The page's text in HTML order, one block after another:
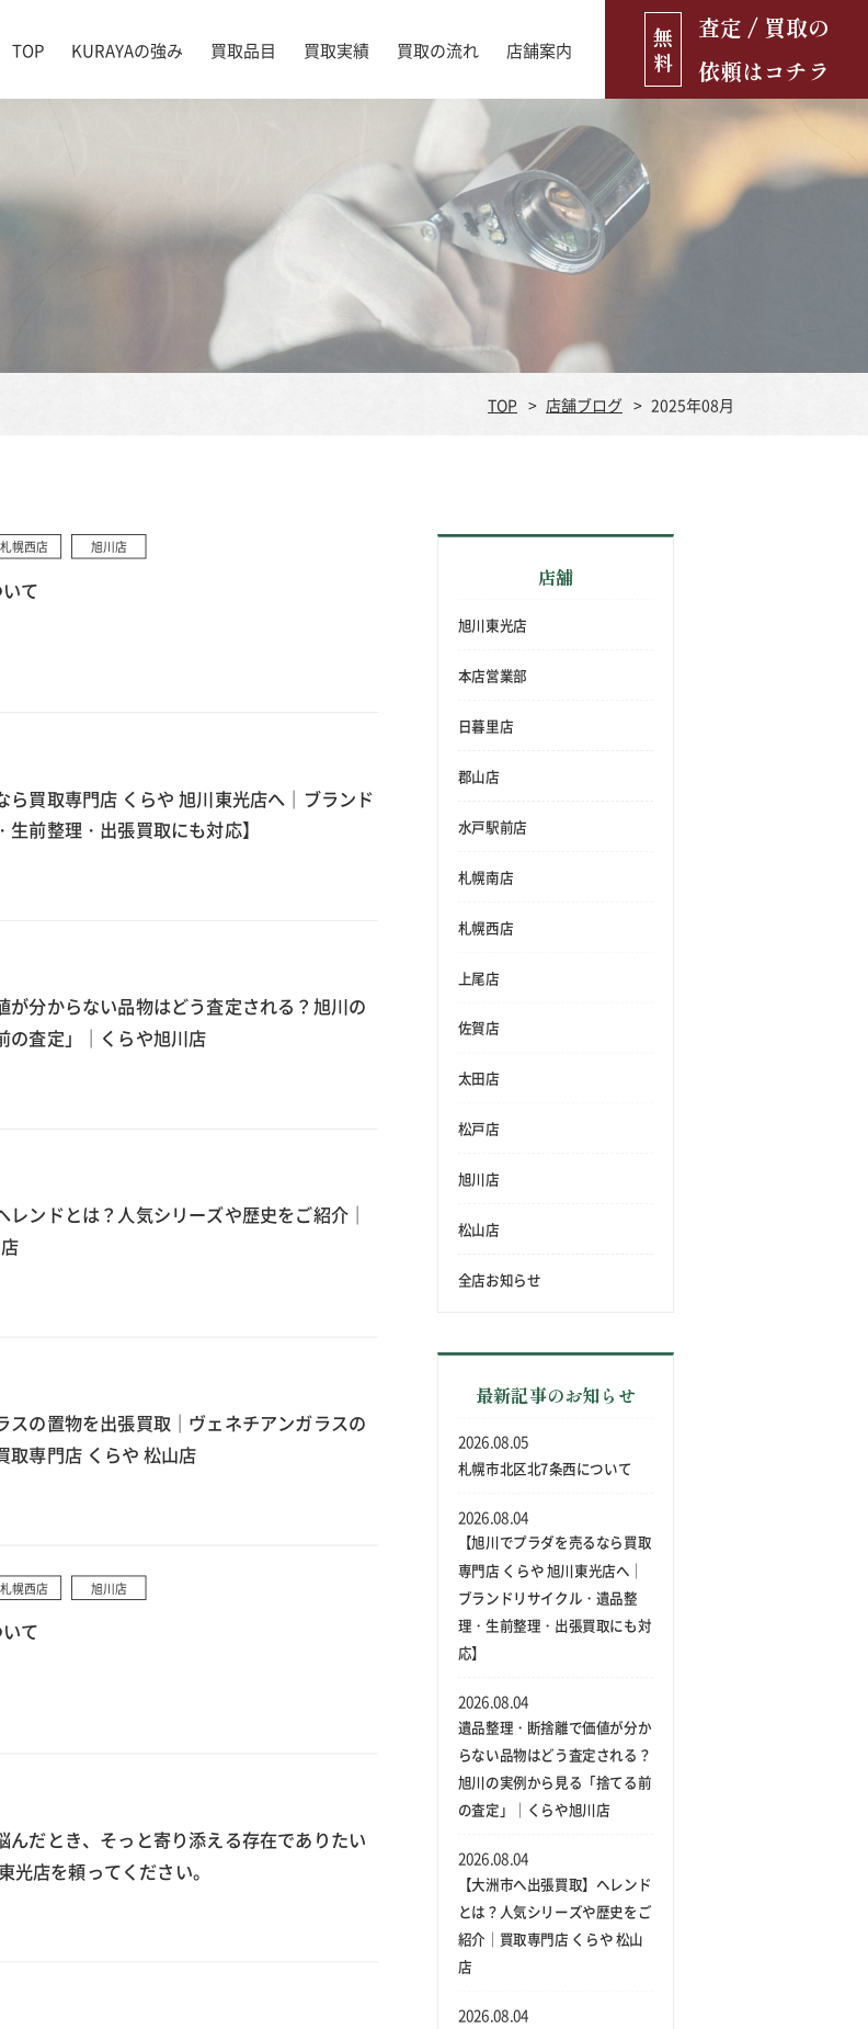
TOP KURAYAの強み 買取品目
古銭・古紙幣
古いおもちゃ・人形 遺品買取
時計 ブランド品 食器
ブランド家具
買取実績 買取の流れ 店舗案内
店舗ブログ お役立ち情報
無
料
査定 / 買取の
依頼はコチラ
TOP 店舗ブログ 2025年08月
札幌西店 旭川店
て
ら買取専門店 くらや 旭川東光店へ｜ブランド
前整理・出張買取にも対応】
が分からない品物はどう査定される？旭川の
の査定」｜くらや旭川店
レンドとは？人気シリーズや歴史をご紹介｜
スの置物を出張買取｜ヴェネチアンガラスの
取専門店 くらや 松山店
札幌西店 旭川店
て
んだとき、そっと寄り添える存在でありたい
光店を頼ってください。
店舗
旭川東光店
本店営業部
日暮里店
郡山店
水戸駅前店
札幌南店
札幌西店
上尾店
佐賀店
太田店
松戸店
旭川店
松山店
全店お知らせ
最新記事のお知らせ
札幌市北区北7条西について
2026.08.05
【旭川でプラダを売るなら買取
専門店 くらや 旭川東光店へ｜
ブランドリサイクル・遺品整
理・生前整理・出張買取にも対
応】
2026.08.04
遺品整理・断捨離で価値が分か
らない品物はどう査定される？
旭川の実例から見る「捨てる前
の査定」｜くらや旭川店
2026.08.04
【大洲市へ出張買取】ヘレンド
とは？人気シリーズや歴史をご
紹介｜買取専門店 くらや 松山
店
2026.08.04
2026.08.04